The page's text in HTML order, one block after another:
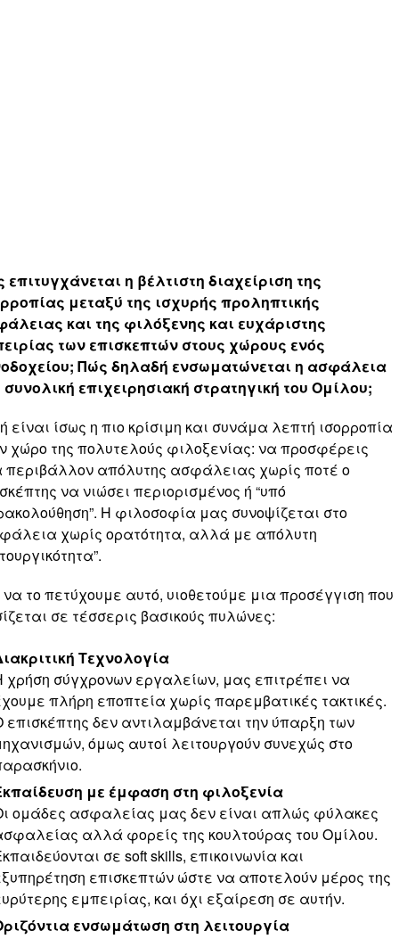
επιτυγχάνεται η βέλτιστη διαχείριση της
μεταξύ της ισχυρής προληπτικής
και της φιλόξενης και ευχάριστης
των επισκεπτών στους χώρους ενός
Πώς δηλαδή ενσωματώνεται η ασφάλεια
συνολική επιχειρησιακή στρατηγική του Ομίλου;
είναι ίσως η πιο κρίσιμη και συνάμα λεπτή ισορροπία
χώρο της πολυτελούς φιλοξενίας: να προσφέρεις
περιβάλλον απόλυτης ασφάλειας χωρίς ποτέ ο
να νιώσει περιορισμένος ή “υπό
Η φιλοσοφία μας συνοψίζεται στο
χωρίς ορατότητα, αλλά με απόλυτη
να το πετύχουμε αυτό, υιοθετούμε μια προσέγγιση που
σε τέσσερις βασικούς πυλώνες:
Τεχνολογία
χρήση σύγχρονων εργαλείων, μας επιτρέπει να
πλήρη εποπτεία χωρίς παρεμβατικές τακτικές.
επισκέπτης δεν αντιλαμβάνεται την ύπαρξη των
όμως αυτοί λειτουργούν συνεχώς στο
με έμφαση στη φιλοξενία
ομάδες ασφαλείας μας δεν είναι απλώς φύλακες
αλλά φορείς της κουλτούρας του Ομίλου.
σε soft skills, επικοινωνία και
επισκεπτών ώστε να αποτελούν μέρος της
εμπειρίας, και όχι εξαίρεση σε αυτήν.
ενσωμάτωση στη λειτουργία